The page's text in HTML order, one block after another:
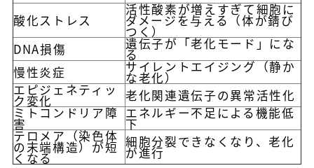
酸化ストレス
活性酸素が増えすぎて細胞に
ダメージを与える（体が錆び
つく）
DNA損傷
遺伝子が「老化モード」にな
る
慢性炎症
サイレントエイジング（静か
な老化）
エピジェネティッ
ク変化
老化関連遺伝子の異常活性化
ミトコンドリア障
害
エネルギー不足による機能低
下
テロメア（染色体
の末端構造）が短
くなる
細胞分裂できなくなり、老化
が進行